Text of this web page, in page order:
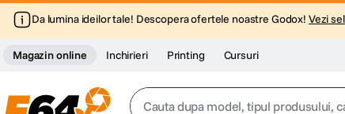
Da lumina ideilor tale! Descopera ofertele noastre Godox! Vezi
Magazin online Inchirieri Printing Cursuri
Cauta dupa model, tipul produsului,